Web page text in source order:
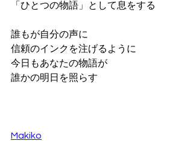
「ひとつの物語」として息をする
誰もが自分の声に
信頼のインクを注げるように
今日もあなたの物語が
誰かの明日を照らす
Makiko